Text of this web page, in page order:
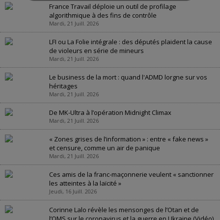
France Travail déploie un outil de profilage
algorithmique à des fins de contrôle
Mardi, 21 Juill. 2026
LFI ou La Folie intégrale : des députés plaident la cause
de violeurs en série de mineurs
Mardi, 21 Juill. 2026
Le business de la mort : quand l'ADMD lorgne sur vos
héritages
Mardi, 21 Juill. 2026
De MK-Ultra à l’opération Midnight Climax
Mardi, 21 Juill. 2026
« Zones grises de l’information » : entre « fake news »
et censure, comme un air de panique
Mardi, 21 Juill. 2026
Ces amis de la franc-maçonnerie veulent « sanctionner
les atteintes à la laïcité »
Jeudi, 16 Juill. 2026
Corinne Lalo révèle les mensonges de l’Otan et de